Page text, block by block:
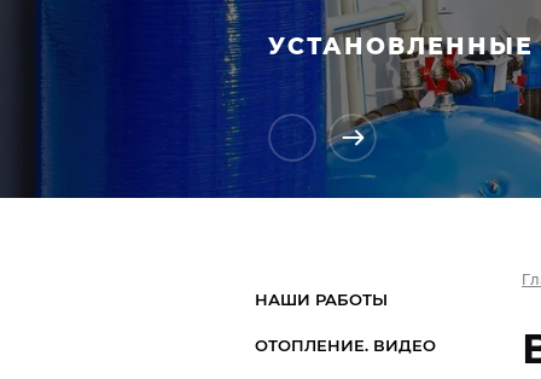
УСТАНОВЛЕННЫЕ
НАШИ РАБОТЫ
ОТОПЛЕНИЕ. ВИДЕО